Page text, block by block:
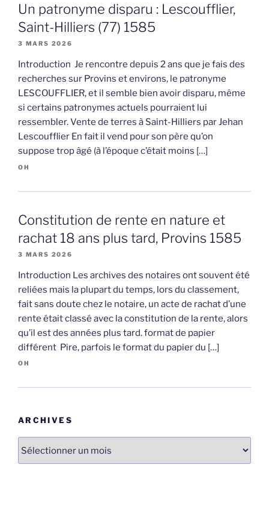
Un patronyme disparu : Lescoufflier,
Saint-Hilliers (77) 1585
3 MARS 2026
Introduction Je rencontre depuis 2 ans que je fais des
recherches sur Provins et environs, le patronyme
LESCOUFFLIER, et il semble bien avoir disparu, même
si certains patronymes actuels pourraient lui
ressembler. Vente de terres à Saint-Hilliers par Jehan
Lescoufflier En fait il vend pour son père qu’on
suppose trop âgé (à l’époque c’était moins […]
OH
Constitution de rente en nature et
rachat 18 ans plus tard, Provins 1585
3 MARS 2026
Introduction Les archives des notaires ont souvent été
reliées mais la plupart du temps, lors du classement,
fait sans doute chez le notaire, un acte de rachat d’une
rente était classé avec la constitution de la rente, alors
qu’il est des années plus tard. format de papier
différent Pire, parfois le format du papier du […]
OH
ARCHIVES